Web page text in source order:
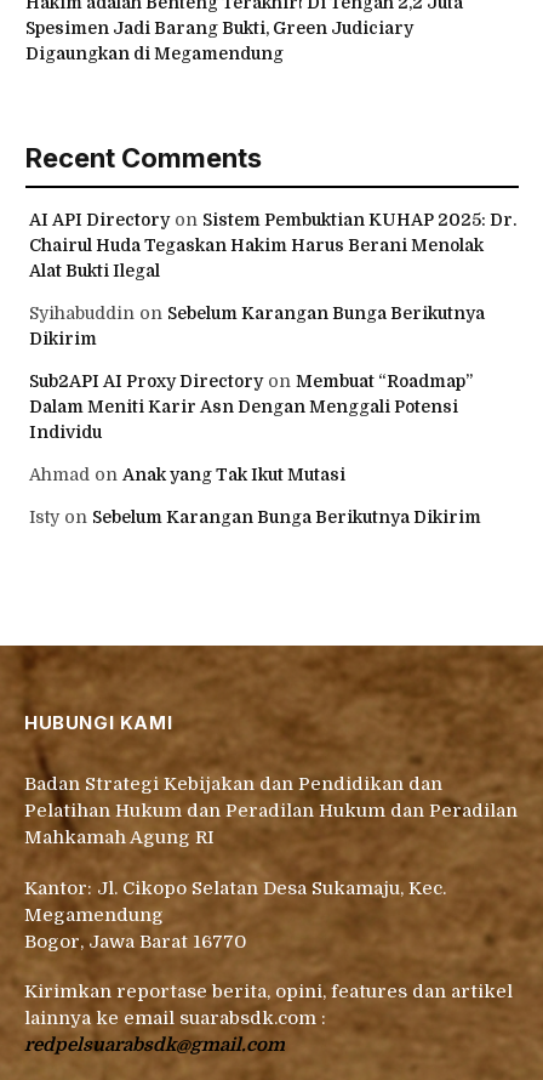
Pengawasan Lemah, Penegakan Hukum Tambang bagai
‘Macan Ompong’: Strategi Pembuktian Ilmiah bagi Hakim
Lingkungan Hidup
Hakim adalah Benteng Terakhir! Di Tengah 2,2 Juta
Digaungkan di Megamendung
Recent Comments
AI API DirectoryonSistem Pembuktian KUHAP 2025: Dr.
Chairul Huda Tegaskan Hakim Harus Berani Menolak
Alat Bukti Ilegal
SyihabuddinonSebelum Karangan Bunga Berikutnya
Dikirim
AhmadonAnak yang Tak Ikut Mutasi
on Sebelum Karangan Bunga Berikutnya Dikirim
HUBUNGI KAMI
Badan Strategi Kebijakan dan Pendidikan dan
Pelatihan Hukum dan Peradilan Hukum dan Peradilan
Mahkamah Agung RI
Kantor: Jl. Cikopo Selatan Desa Sukamaju, Kec.